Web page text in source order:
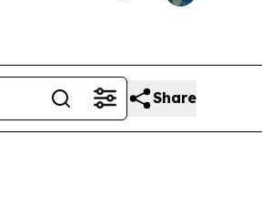
Share